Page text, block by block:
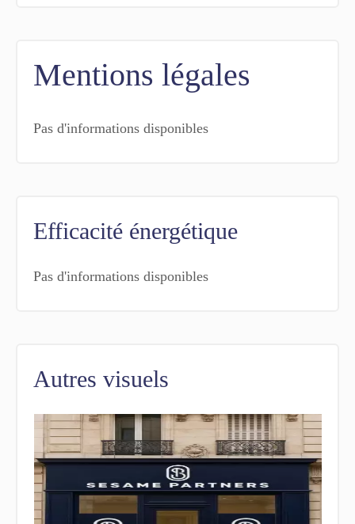
Mentions légales
Pas d'informations disponibles
Efficacité énergétique
Pas d'informations disponibles
Autres visuels